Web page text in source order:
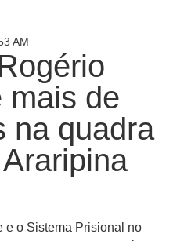
AM
mais de
na quadra
e o Sistema Prisional no